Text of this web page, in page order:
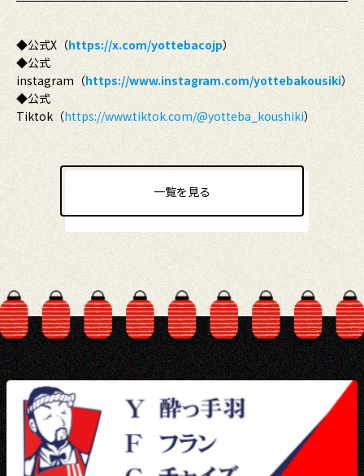
◆公式X（https://x.com/yottebacojp）
◆公式
instagram（https://www.instagram.com/yottebakousiki）
◆公式
Tiktok（https://www.tiktok.com/@yotteba_koushiki）
一覧を見る